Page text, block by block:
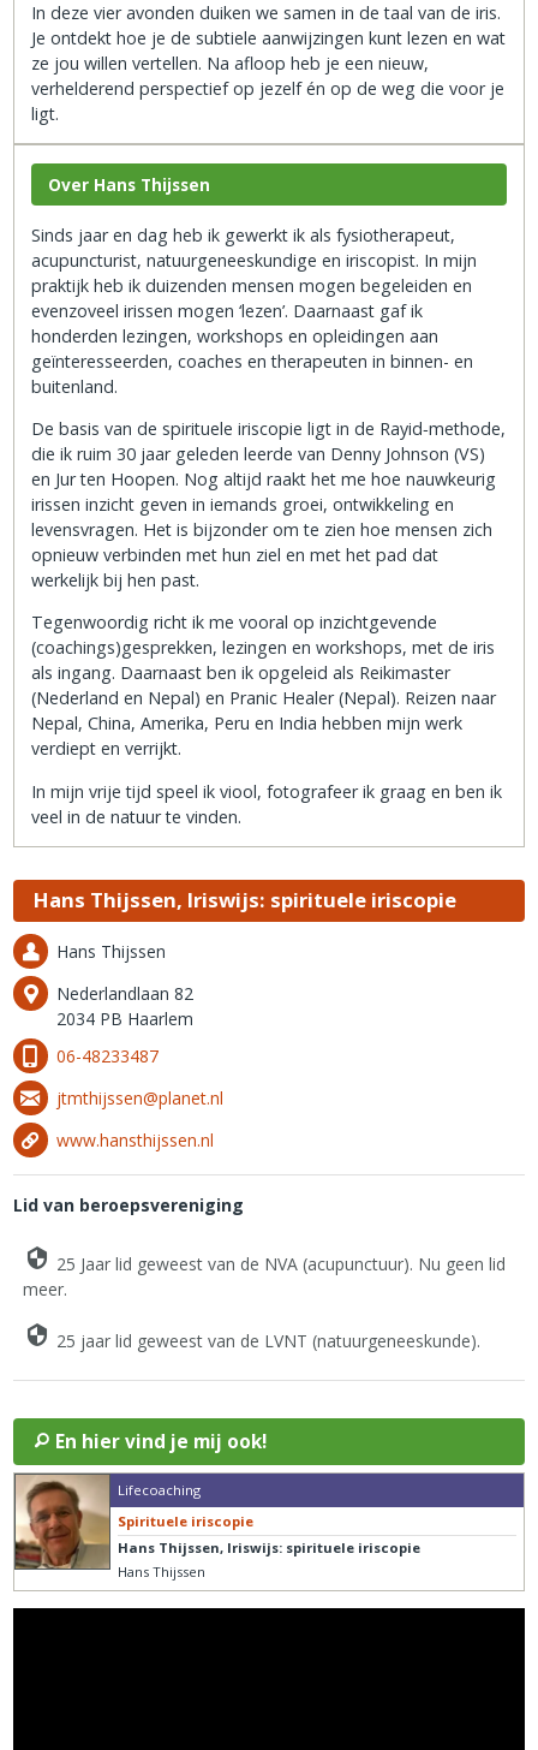
In deze vier avonden duiken we samen in de taal van de iris.
Je ontdekt hoe je de subtiele aanwijzingen kunt lezen en wat
ze jou willen vertellen. Na afloop heb je een nieuw,
verhelderend perspectief op jezelf én op de weg die voor je
ligt.
Over Hans Thijssen
Sinds jaar en dag heb ik gewerkt ik als fysiotherapeut,
acupuncturist, natuurgeneeskundige en iriscopist. In mijn
praktijk heb ik duizenden mensen mogen begeleiden en
evenzoveel irissen mogen ‘lezen’. Daarnaast gaf ik
honderden lezingen, workshops en opleidingen aan
geïnteresseerden, coaches en therapeuten in binnen- en
buitenland.
De basis van de spirituele iriscopie ligt in de Rayid‑methode,
die ik ruim 30 jaar geleden leerde van Denny Johnson (VS)
en Jur ten Hoopen. Nog altijd raakt het me hoe nauwkeurig
irissen inzicht geven in iemands groei, ontwikkeling en
levensvragen. Het is bijzonder om te zien hoe mensen zich
opnieuw verbinden met hun ziel en met het pad dat
werkelijk bij hen past.
Tegenwoordig richt ik me vooral op inzichtgevende
(coachings)gesprekken, lezingen en workshops, met de iris
als ingang. Daarnaast ben ik opgeleid als Reikimaster
(Nederland en Nepal) en Pranic Healer (Nepal). Reizen naar
Nepal, China, Amerika, Peru en India hebben mijn werk
verdiept en verrijkt.
In mijn vrije tijd speel ik viool, fotografeer ik graag en ben ik
veel in de natuur te vinden.
Hans Thijssen, Iriswijs: spirituele iriscopie
Hans Thijssen
Nederlandlaan 82
2034 PB Haarlem
06-48233487
jtmthijssen@planet.nl
www.hansthijssen.nl
Lid van beroepsvereniging
25 Jaar lid geweest van de NVA (acupunctuur). Nu geen lid
meer.
25 jaar lid geweest van de LVNT (natuurgeneeskunde).
En hier vind je mij ook!
Lifecoaching
Spirituele iriscopie
Hans Thijssen, Iriswijs: spirituele iriscopie
Hans Thijssen